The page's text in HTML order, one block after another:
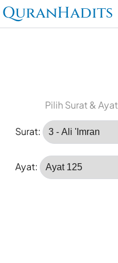
QuranHadits
Pilih Surat & Ayat
Surat:
Ayat: